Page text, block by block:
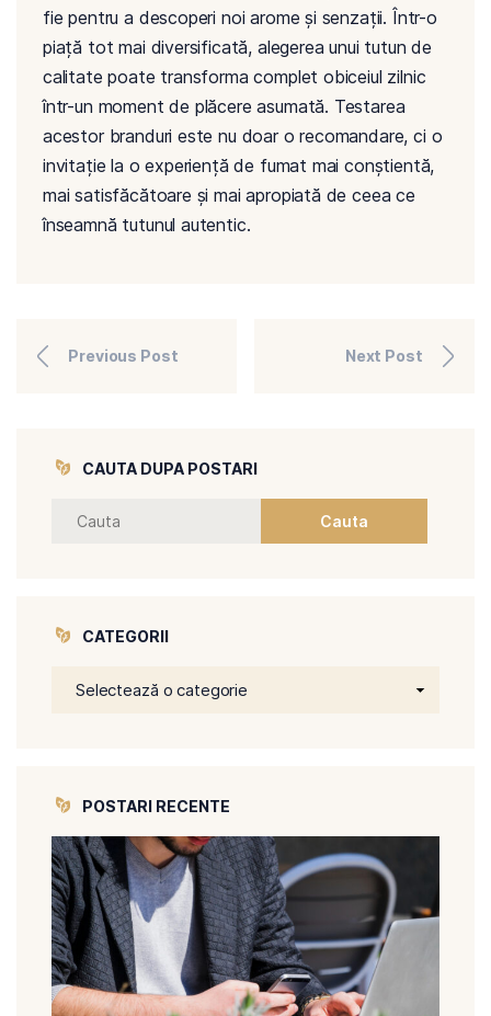
fie pentru a descoperi noi arome și senzații. Într-o
piață tot mai diversificată, alegerea unui tutun de
calitate poate transforma complet obiceiul zilnic
într-un moment de plăcere asumată. Testarea
acestor branduri este nu doar o recomandare, ci o
invitație la o experiență de fumat mai conștientă,
mai satisfăcătoare și mai apropiată de ceea ce
înseamnă tutunul autentic.
Previous Post Next Post
CAUTA DUPA POSTARI
CATEGORII
POSTARI RECENTE